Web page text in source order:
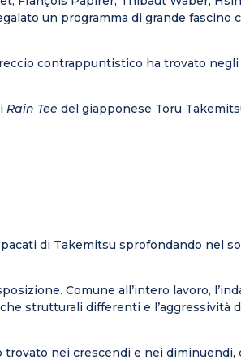
un programma di grande fascino
contrappuntistico ha trovato
Rain Tee del giapponese Toru
di Takemitsu sprofondando nel
Comune all’intero lavoro,
strutturali differenti e l’aggressività
nei crescendi e nei diminuendi,